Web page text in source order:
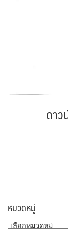
ดาว
หมวดหมู่
หมวด